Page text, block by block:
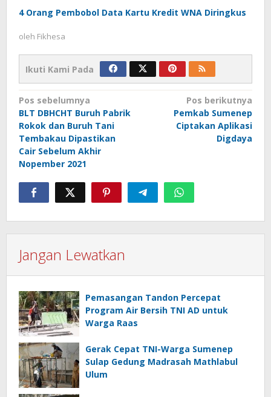
4 Orang Pembobol Data Kartu Kredit WNA Diringkus
oleh Fikhesa
Ikuti Kami Pada
Navigasi
pos
Pos sebelumnya
BLT DBHCHT Buruh Pabrik
Rokok dan Buruh Tani
Tembakau Dipastikan
Cair Sebelum Akhir
Nopember 2021
Pos berikutnya
Pemkab Sumenep
Ciptakan Aplikasi
Digdaya
Jangan Lewatkan
Pemasangan Tandon Percepat
Program Air Bersih TNI AD untuk
Warga Raas
Gerak Cepat TNI-Warga Sumenep
Sulap Gedung Madrasah Mathlabul
Ulum